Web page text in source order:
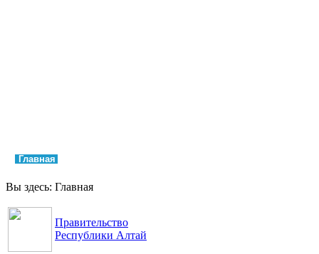
Главная
Вы здесь: Главная
Правительство
Республики Алтай